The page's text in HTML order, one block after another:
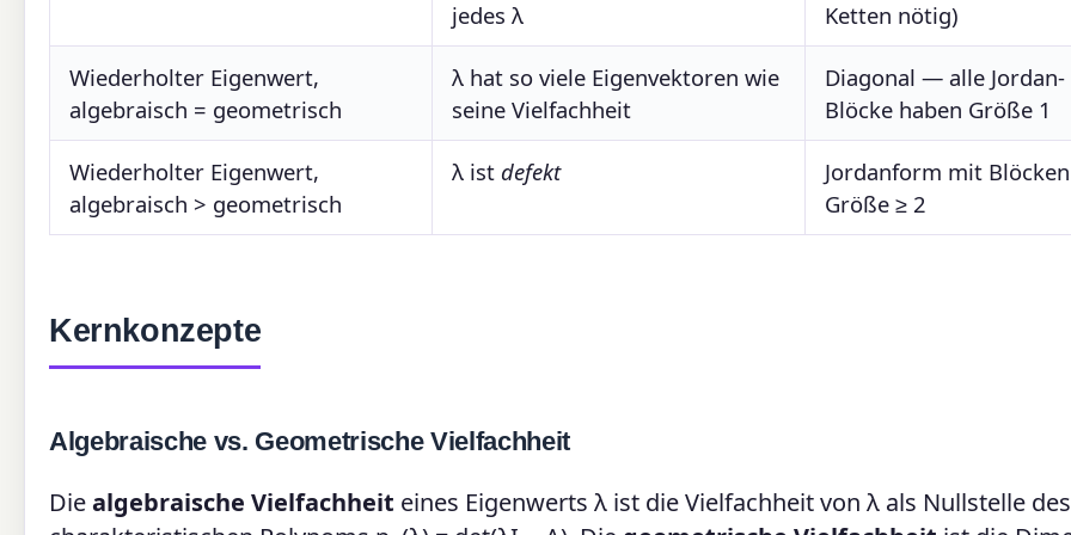
jedes λ Ketten nötig)
Wiederholter Eigenwert,
algebraisch = geometrisch
λ hat so viele Eigenvektoren wie
seine Vielfachheit
Diagonal — alle Jordan-
Blöcke haben Größe 1
Wiederholter Eigenwert,
algebraisch > geometrisch
λ ist defekt
Jordanform mit
Größe ≥ 2
Kernkonzepte
Algebraische vs. Geometrische Vielfachheit
Diealgebraische Vielfachheit eines Eigenwerts λ ist die Vielfachheit von λ als Nullstelle des